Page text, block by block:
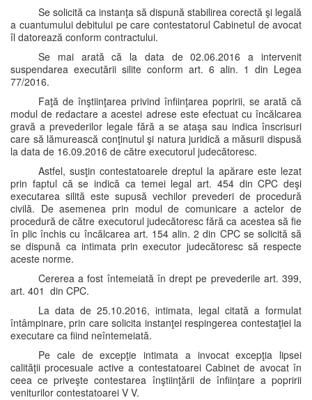
Se solicită ca instanţa să dispună stabilirea corectă şi legală
a cuantumului debitului pe care contestatorul Cabinetul de avocat
îl datorează conform contractului.
Se mai arată că la data de 02.06.2016 a intervenit
suspendarea executării silite conform art. 6 alin. 1 din Legea
77/2016.
Faţă de înştiinţarea privind înfiinţarea popririi, se arată că
modul de redactare a acestei adrese este efectuat cu încălcarea
gravă a prevederilor legale fără a se ataşa sau indica înscrisuri
care să lămurească conţinutul şi natura juridică a măsurii dispusă
la data de 16.09.2016 de către executorul judecătoresc.
Astfel, susţin contestatoarele dreptul la apărare este lezat
prin faptul că se indică ca temei legal art. 454 din CPC deşi
executarea silită este supusă vechilor prevederi de procedură
civilă. De asemenea prin modul de comunicare a actelor de
procedură de către executorul judecătoresc fără ca acestea să fie
în plic închis cu încălcarea art. 154 alin. 2 din CPC se solicită să
se dispună ca intimata prin executor judecătoresc să respecte
aceste norme.
Cererea a fost întemeiată în drept pe prevederile art. 399,
art. 401 din CPC.
La data de 25.10.2016, intimata, legal citată a formulat
întâmpinare, prin care solicita instanţei respingerea contestaţiei la
executare ca fiind neîntemeiată.
Pe cale de excepţie intimata a invocat excepţia lipsei
calităţii procesuale active a contestatoarei Cabinet de avocat în
ceea ce priveşte contestarea înştiinţării de înfiinţare a popririi
veniturilor contestatoarei V V.